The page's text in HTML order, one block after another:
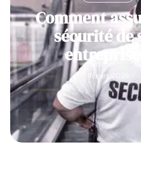
Comment
sécurité de
entreprise ?
11 mars 2026